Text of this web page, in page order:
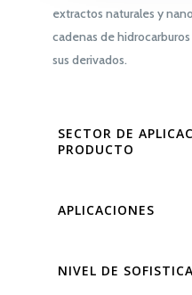
extractos naturales y
cadenas de
sus derivados.
SECTOR DE
PRODUCTO
APLICACIONES
NIVEL DE